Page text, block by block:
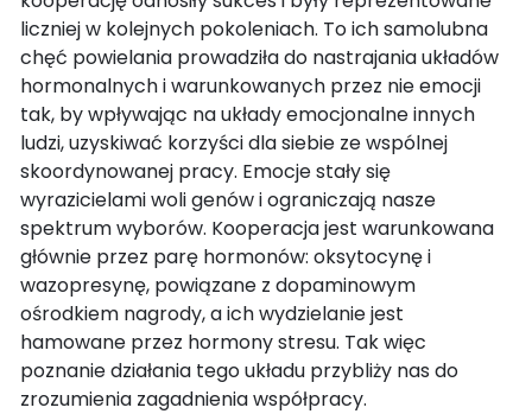
liczniej w kolejnych pokoleniach. To ich samolubna
chęć powielania prowadziła do nastrajania układów
hormonalnych i warunkowanych przez nie emocji
tak, by wpływając na układy emocjonalne innych
ludzi, uzyskiwać korzyści dla siebie ze wspólnej
skoordynowanej pracy. Emocje stały się
wyrazicielami woli genów i ograniczają nasze
spektrum wyborów. Kooperacja jest warunkowana
głównie przez parę hormonów: oksytocynę i
wazopresynę, powiązane z dopaminowym
ośrodkiem nagrody, a ich wydzielanie jest
hamowane przez hormony stresu. Tak więc
poznanie działania tego układu przybliży nas do
zrozumienia zagadnienia współpracy.